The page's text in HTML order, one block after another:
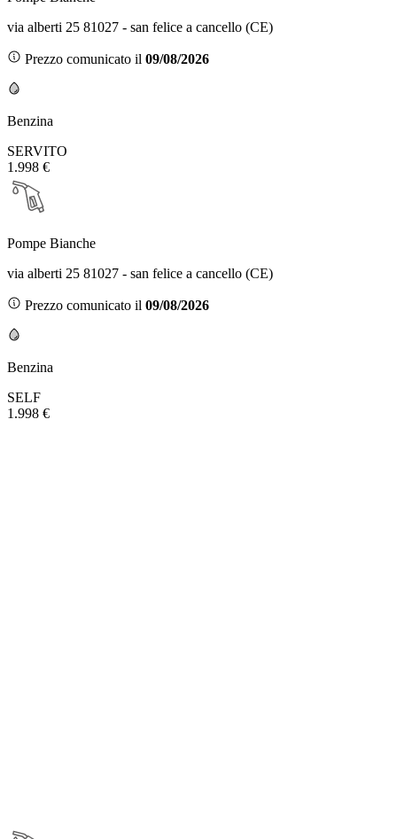
via alberti 25 81027 - san felice a cancello (CE)
Prezzo comunicato il 09/08/2026
Benzina
SERVITO
1.998 €
Pompe Bianche
via alberti 25 81027 - san felice a cancello (CE)
Prezzo comunicato il 09/08/2026
Benzina
SELF
1.998 €